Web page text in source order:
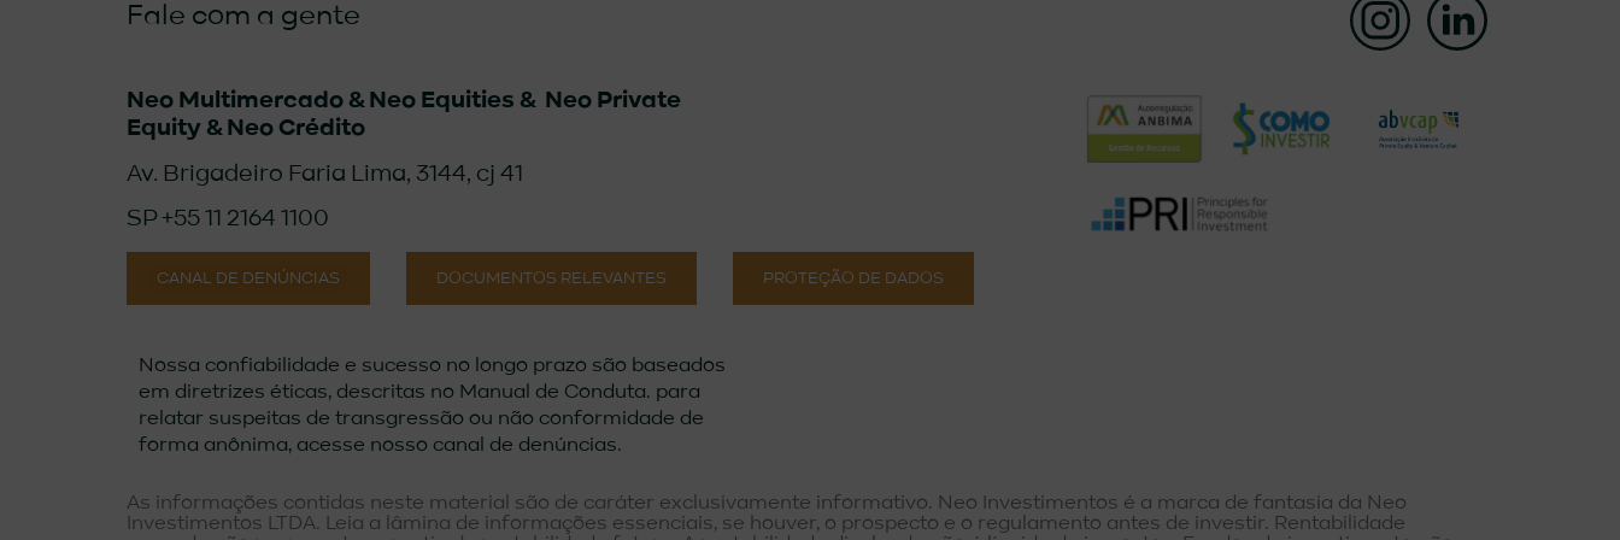
Fale com a gente
Neo Multimercado & Neo Equities & Neo Private
Equity & Neo Crédito
Av. Brigadeiro Faria Lima, 3144, cj 41
SP +55 11 2164 1100
CANAL DE DENÚNCIAS DOCUMENTOS RELEVANTES PROTEÇÃO DE DADOS
Nossa confiabilidade e sucesso no longo prazo são baseados
em diretrizes éticas, descritas no Manual de Conduta. para
relatar suspeitas de transgressão ou não conformidade de
forma anônima, acesse nosso canal de denúncias.
As informações contidas neste material são de caráter exclusivamente informativo. Neo Investimentos é a marca de fantasia da Neo
Investimentos LTDA. Leia a lâmina de informações essenciais, se houver, o prospecto e o regulamento antes de investir. Rentabilidade